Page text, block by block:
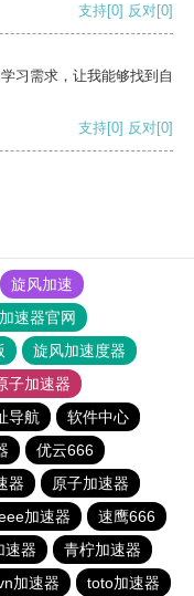
支持[0] 反对[0]
习需求，让我能够找到自
支持[0] 反对[0]
旋风加速
速器官网
旋风加速度器
子加速器
导航
软件中心
优云666
器
原子加速器
加速器
速鹰666
速器
青柠加速器
加速器 toto加速器